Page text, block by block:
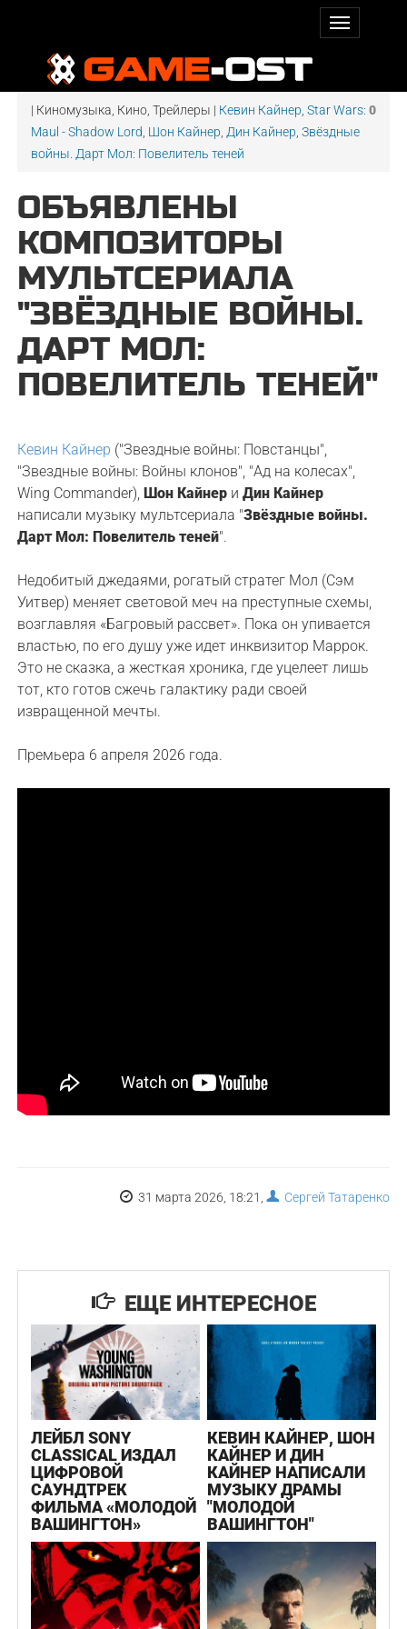
0
| Киномузыка, Кино, Трейлеры | Кевин Кайнер ,Star Wars:
Maul - Shadow Lord Шон Кайнер Дин Кайнер ,Звёздные
войны. Дарт Мол: Повелитель теней
ОБЪЯВЛЕНЫ
КОМПОЗИТОРЫ
МУЛЬТСЕРИАЛА
"ЗВЁЗДНЫЕ ВОЙНЫ.
ДАРТ МОЛ:
ПОВЕЛИТЕЛЬ ТЕНЕЙ"
Кевин Кайнер ("Звездные войны: Повстанцы",
"Звездные войны: Войны клонов", "Ад на колесах",
Wing Commander),Шон Кайнер иДин Кайнер
написали музыку мультсериала "Звёздные войны.
Дарт Мол: Повелитель теней".
Недобитый джедаями, рогатый стратег Мол (Сэм
Уитвер) меняет световой меч на преступные схемы,
возглавляя «Багровый рассвет». Пока он упивается
властью, по его душу уже идет инквизитор Маррок.
Это не сказка, а жесткая хроника, где уцелеет лишь
тот, кто готов сжечь галактику ради своей
извращенной мечты.
Премьера 6 апреля 2026 года.
31 марта 2026, 18:21, Сергей Татаренко
ЕЩЕ ИНТЕРЕСНОЕ
ЛЕЙБЛ SONY
CLASSICAL ИЗДАЛ
ЦИФРОВОЙ
САУНДТРЕК
ФИЛЬМА «МОЛОДОЙ
ВАШИНГТОН»
КЕВИН КАЙНЕР, ШОН
КАЙНЕР И ДИН
КАЙНЕР НАПИСАЛИ
МУЗЫКУ ДРАМЫ
"МОЛОДОЙ
ВАШИНГТОН"